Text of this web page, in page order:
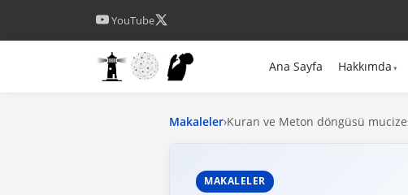
YouTube
Ana Sayfa Hakkımda
Makaleler›Kuran ve Meton döngüsü
MAKALELER